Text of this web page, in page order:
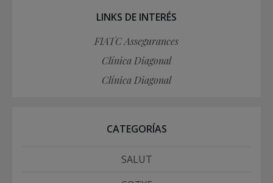
LINKS DE INTERÉS
FIATC Assegurances
Clínica Diagonal
Clínica Diagonal
CATEGORÍAS
SALUT